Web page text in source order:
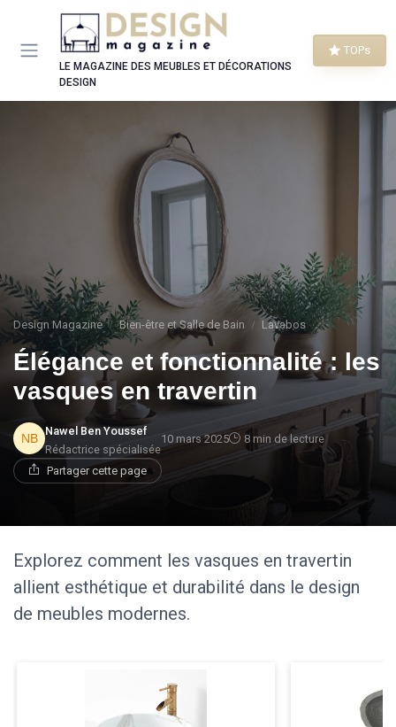
LE MAGAZINE DES MEUBLES ET DÉCORATIONS
DESIGN
TOPs
Design Magazine Bien-être et Salle de Bain Lavabos
Élégance et fonctionnalité : les
vasques en travertin
Nawel Ben Youssef
Rédactrice spécialisée
10 mars 2025 8 min de lecture
Partager cette page
Explorez comment les vasques en travertin
allient esthétique et durabilité dans le design
de meubles modernes.
Panneau de gestion des cookies